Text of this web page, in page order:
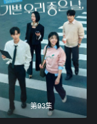
第93集